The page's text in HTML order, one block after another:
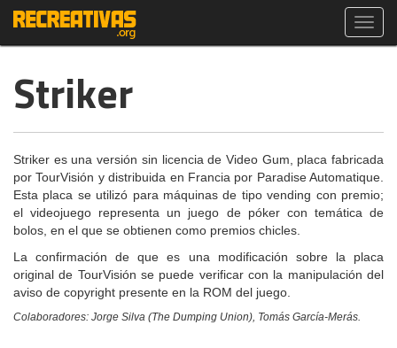
Striker
Striker es una versión sin licencia de Video Gum, placa fabricada
por TourVisión y distribuida en Francia por Paradise Automatique.
Esta placa se utilizó para máquinas de tipo vending con premio;
el videojuego representa un juego de póker con temática de
bolos, en el que se obtienen como premios chicles.
La confirmación de que es una modificación sobre la placa
original de TourVisión se puede verificar con la manipulación del
aviso de copyright presente en la ROM del juego.
Colaboradores: Jorge Silva (The Dumping Union), Tomás García-Merás.